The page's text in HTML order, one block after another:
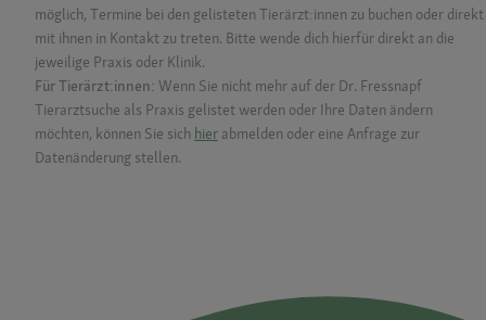
möglich, Termine bei den gelisteten Tierärzt:innen zu buchen oder direkt
mit ihnen in Kontakt zu treten. Bitte wende dich hierfür direkt an die
jeweilige Praxis oder Klinik.
Für Tierärzt:innen: Wenn Sie nicht mehr auf der Dr. Fressnapf
Tierarztsuche als Praxis gelistet werden oder Ihre Daten ändern
möchten, können Sie sich hier abmelden oder eine Anfrage zur
Datenänderung stellen.